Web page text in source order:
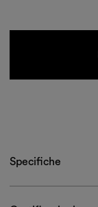
Specifiche